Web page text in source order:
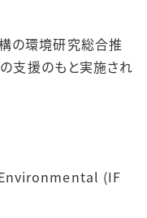
の環境研究総合推
の支援のもと実施され
(IF